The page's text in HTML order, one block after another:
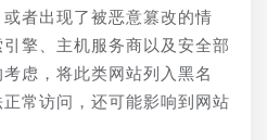
者出现了被恶意篡改的情
擎、主机服务商以及安全部
虑，将此类网站列入黑名
常访问，还可能影响到网站